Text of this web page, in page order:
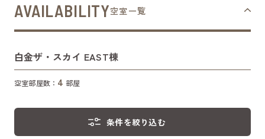
AVAILABILITY空室一覧
白金ザ・スカイ EAST棟
空室部屋数： 4 部屋
条件を絞り込む